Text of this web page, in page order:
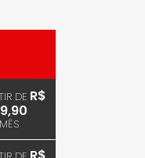
DE R$
MÊS